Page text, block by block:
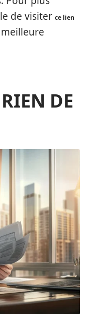
de visiter ce lien
DE